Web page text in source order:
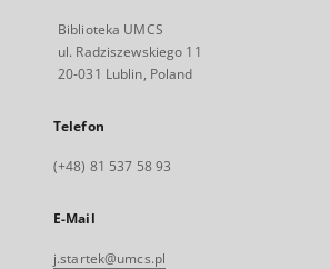
Biblioteka UMCS
ul. Radziszewskiego 11
20-031 Lublin, Poland
Telefon
(+48) 81 537 58 93
E-Mail
j.startek@umcs.pl